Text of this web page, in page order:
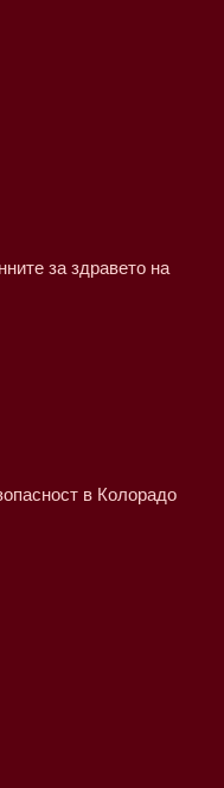
за здравето на
в Колорадо